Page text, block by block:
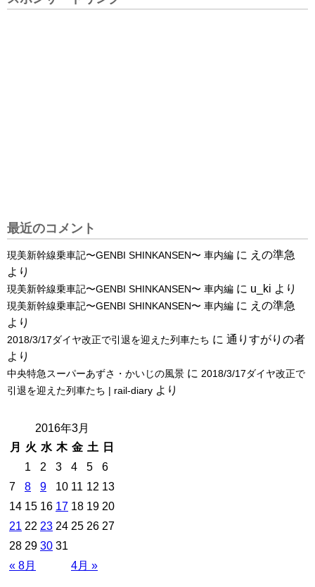
最近のコメント
現美新幹線乗車記〜GENBI SHINKANSEN〜 車内編 に えの準急
より
現美新幹線乗車記〜GENBI SHINKANSEN〜 車内編 に u_ki より
現美新幹線乗車記〜GENBI SHINKANSEN〜 車内編 に えの準急
より
2018/3/17ダイヤ改正で引退を迎えた列車たち に 通りすがりの者
より
中央特急スーパーあずさ・かいじの風景 に 2018/3/17ダイヤ改正で
引退を迎えた列車たち | rail-diary より
2016年3月
月
火 水 木 金 土 日
« 8月 4月 »
1 2 3 4 5
6
7
8 9 10 11 12 13
14 15 16 17 18 19 20
21 22 23 24 25 26 27
28 29 30 31